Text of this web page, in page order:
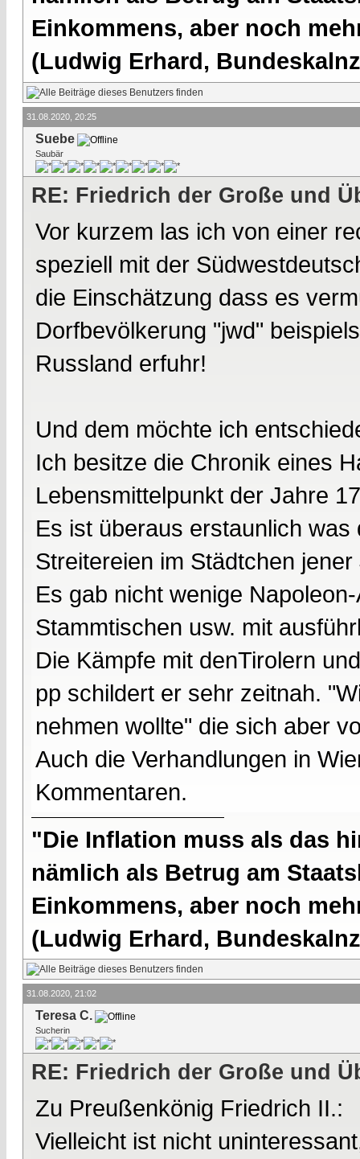
Einkommens, aber noch
(Ludwig Erhard,
31.08.2020, 20:25
Suebe
Saubär
RE: Friedrich der Große und
Vor kurzem las ich von einer
speziell mit der
die Einschätzung dass es
Dorfbevölkerung "jwd"
Russland erfuhr!
Und dem möchte ich
Ich besitze die Chronik eines
Lebensmittelpunkt der Jahre
Es ist überaus erstaunlich
Streitereien im Städtchen
Es gab nicht wenige
Stammtischen usw. mit
Die Kämpfe mit denTirolern
pp schildert er sehr zeitnah.
nehmen wollte" die sich aber
Auch die Verhandlungen in
Kommentaren.
"Die Inflation muss als das
nämlich als Betrug am
Einkommens, aber noch
(Ludwig Erhard,
31.08.2020, 21:02
Teresa C.
Sucherin
RE: Friedrich der Große und
Zu Preußenkönig Friedrich II.:
Vielleicht ist nicht